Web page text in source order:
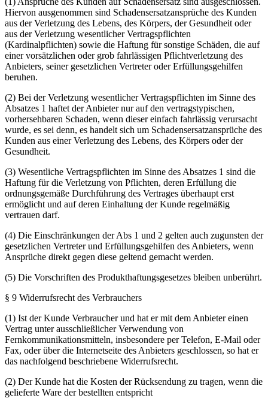
Hiervon ausgenommen sind Schadensersatzansprüche des Kunden
aus der Verletzung des Lebens, des Körpers, der Gesundheit oder
aus der Verletzung wesentlicher Vertragspflichten
(Kardinalpflichten) sowie die Haftung für sonstige Schäden, die auf
einer vorsätzlichen oder grob fahrlässigen Pflichtverletzung des
Anbieters, seiner gesetzlichen Vertreter oder Erfüllungsgehilfen
beruhen.
(2) Bei der Verletzung wesentlicher Vertragspflichten im Sinne des
Absatzes 1 haftet der Anbieter nur auf den vertragstypischen,
vorhersehbaren Schaden, wenn dieser einfach fahrlässig verursacht
wurde, es sei denn, es handelt sich um Schadensersatzansprüche des
Kunden aus einer Verletzung des Lebens, des Körpers oder der
Gesundheit.
(3) Wesentliche Vertragspflichten im Sinne des Absatzes 1 sind die
Haftung für die Verletzung von Pflichten, deren Erfüllung die
ordnungsgemäße Durchführung des Vertrages überhaupt erst
ermöglicht und auf deren Einhaltung der Kunde regelmäßig
vertrauen darf.
(4) Die Einschränkungen der Abs 1 und 2 gelten auch zugunsten der
gesetzlichen Vertreter und Erfüllungsgehilfen des Anbieters, wenn
Ansprüche direkt gegen diese geltend gemacht werden.
(5) Die Vorschriften des Produkthaftungsgesetzes bleiben unberührt.
§ 9 Widerrufsrecht des Verbrauchers
(1) Ist der Kunde Verbraucher und hat er mit dem Anbieter einen
Vertrag unter ausschließlicher Verwendung von
Fernkommunikationsmitteln, insbesondere per Telefon, E-Mail oder
Fax, oder über die Internetseite des Anbieters geschlossen, so hat er
das nachfolgend beschriebene Widerrufsrecht.
(2) Der Kunde hat die Kosten der Rücksendung zu tragen, wenn die
gelieferte Ware der bestellten entspricht